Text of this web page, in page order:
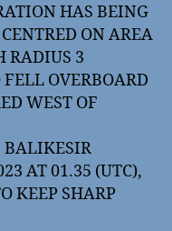
HAS BEING
ON AREA
RADIUS 3
OVERBOARD
WEST OF
BALIKESIR
AT 01.35 (UTC),
KEEP SHARP